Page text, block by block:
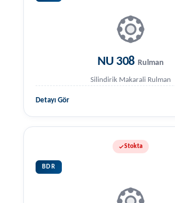
NU 308 Rulman
Silindirik Makarali Rulman
Detayı Gör
Stokta
BDR